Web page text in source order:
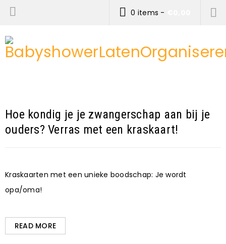
0 items -
Hoe kondig je je zwangerschap aan bij je
ouders? Verras met een kraskaart!
Kraskaarten met een unieke boodschap: Je wordt
opa/oma!
READ MORE